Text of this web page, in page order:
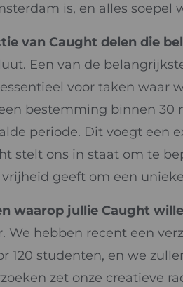
is, en alles soepel
van Caught delen die
Een van de
voor taken waar
bestemming binnen
periode. Dit voegt een
stelt ons in staat om te
geeft om een
waarop jullie Caught
We hebben recent een
120 studenten, en we
zet onze creatieve